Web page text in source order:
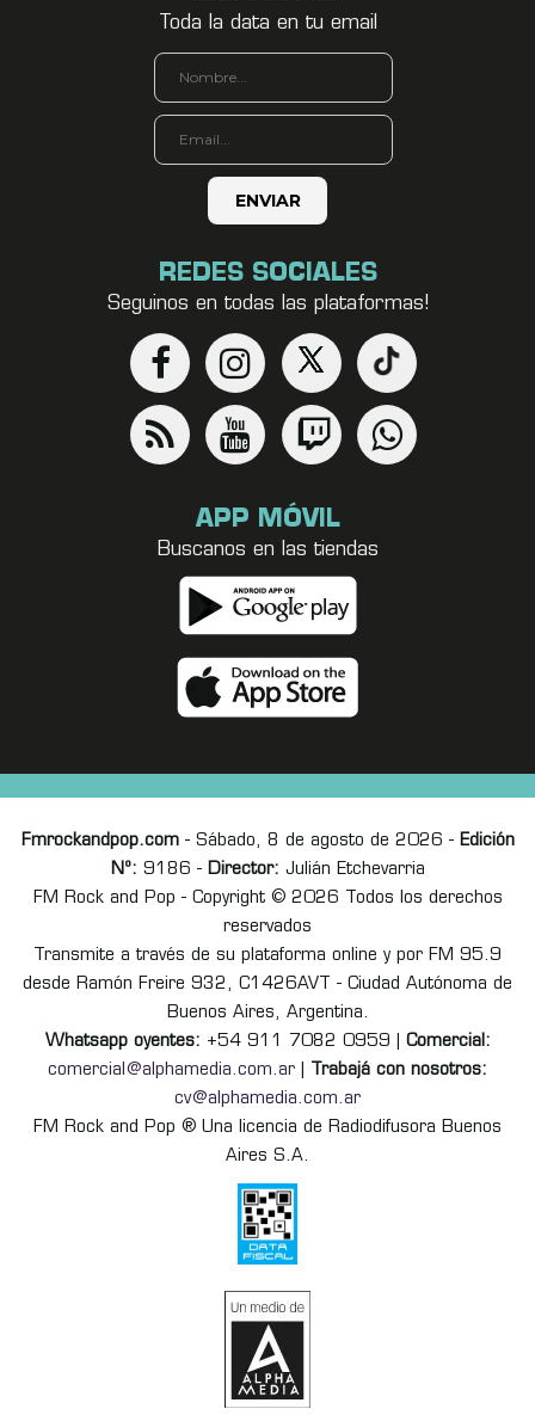
Toda la data en tu email
REDES SOCIALES
Seguinos en todas las plataformas!
APP MÓVIL
Buscanos en las tiendas
Fmrockandpop.com- Sábado, 8 de agosto de 2026 - Edición
Nº: 9186 - Director: Julián Etchevarria
FM Rock and Pop - Copyright © 2026 Todos los derechos
reservados
Transmite a través de su plataforma online y por FM 95.9
desde Ramón Freire 932, C1426AVT - Ciudad Autónoma de
Buenos Aires, Argentina.
Whatsapp oyentes: +54 911 7082 0959 | Comercial:
comercial@alphamedia.com.ar
Trabajá con nosotros:
cv@alphamedia.com.ar
FM Rock and Pop ® Una licencia de Radiodifusora Buenos
Aires S.A.